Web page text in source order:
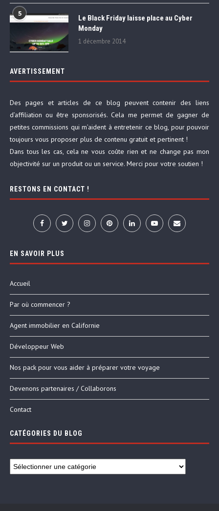
5
Le Black Friday laisse place au Cyber
Monday
1 décembre 2014
AVERTISSEMENT
Des pages et articles de ce blog peuvent contenir des liens
d’affiliation ou être sponsorisés. Cela me permet de gagner de
petites commissions qui m’aident à entretenir ce blog, pour pouvoir
toujours vous proposer plus de contenu gratuit et pertinent !
Dans tous les cas, cela ne vous coûte rien et ne change pas mon
objectivité sur un produit ou un service. Merci pour votre soutien !
RESTONS EN CONTACT !
EN SAVOIR PLUS
Accueil
Par où commencer ?
Agent immobilier en Californie
Développeur Web
Nos pack pour vous aider à préparer votre voyage
Devenons partenaires / Collaborons
Contact
CATÉGORIES DU BLOG